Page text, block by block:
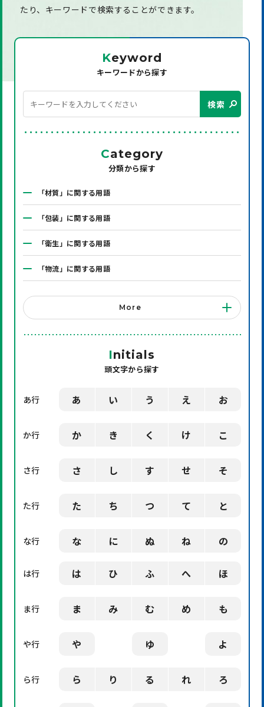
たり、 キーワードで検索することができます。
Keyword
キーワードから探す
検索
Category
分類から探す
「材質」に関する用語
「包装」に関する用語
「衛生」に関する用語
「物流」に関する用語
「システム」に関する用語
「店舗備品」に関する用語
「環境」に関する用語
「業界用語」に関する用語
More
Initials
頭文字から探す
あ行 あ い う え お
か行 か き く け こ
さ行 さ し す せ そ
た行 た ち つ て と
な行 な に ぬ ね の
は行 は ひ ふ へ ほ
ま行 ま み む め も
や行 や ゆ よ
ら行 ら り る れ ろ